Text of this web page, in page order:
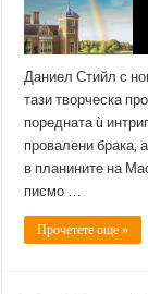
Даниел Стийл с
тази творческа
поредната ù
провалени брака,
в планините на
писмо …
Прочетете още »